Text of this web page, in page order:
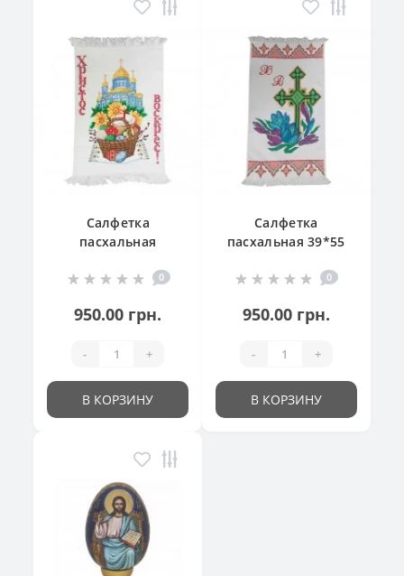
Салфетка
пасхальная
кошик"
0
950.00 грн.
- +
В КОРЗИНУ
Салфетка
пасхальная 39*55
0
950.00 грн.
- +
В КОРЗИНУ